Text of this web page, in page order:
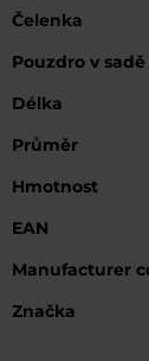
Čelenka
Pouzdro v sadě
Délka
Průměr
Hmotnost
EAN
Manufacturer
Značka